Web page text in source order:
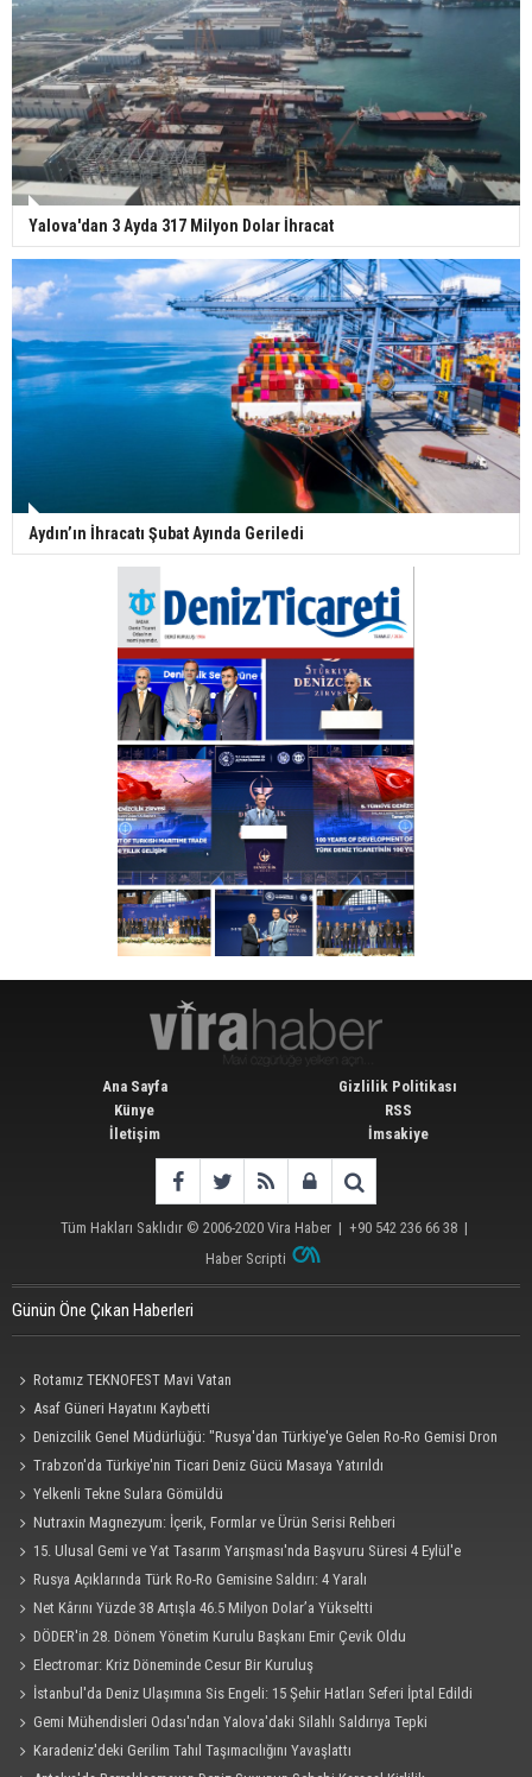
Yalova'dan 3 Ayda 317 Milyon Dolar İhracat
Aydın’ın İhracatı Şubat Ayında Geriledi
Ana Sayfa
Künye
İletişim
Gizlilik Politikası
RSS
İmsakiye
Tüm Hakları Saklıdır © 2006-2020 Vira Haber | +90 542 236 66 38 |
Haber Scripti
Günün Öne Çıkan Haberleri
Rotamız TEKNOFEST Mavi Vatan
Asaf Güneri Hayatını Kaybetti
Denizcilik Genel Müdürlüğü: "Rusya'dan Türkiye'ye Gelen Ro-Ro Gemisi Dron
Saldırısına Uğradı"
Trabzon'da Türkiye'nin Ticari Deniz Gücü Masaya Yatırıldı
Yelkenli Tekne Sulara Gömüldü
Nutraxin Magnezyum: İçerik, Formlar ve Ürün Serisi Rehberi
15. Ulusal Gemi ve Yat Tasarım Yarışması'nda Başvuru Süresi 4 Eylül'e
Uzatıldı
Rusya Açıklarında Türk Ro-Ro Gemisine Saldırı: 4 Yaralı
Net Kârını Yüzde 38 Artışla 46.5 Milyon Dolar’a Yükseltti
DÖDER'in 28. Dönem Yönetim Kurulu Başkanı Emir Çevik Oldu
Electromar: Kriz Döneminde Cesur Bir Kuruluş
İstanbul'da Deniz Ulaşımına Sis Engeli: 15 Şehir Hatları Seferi İptal Edildi
Gemi Mühendisleri Odası'ndan Yalova'daki Silahlı Saldırıya Tepki
Karadeniz'deki Gerilim Tahıl Taşımacılığını Yavaşlattı